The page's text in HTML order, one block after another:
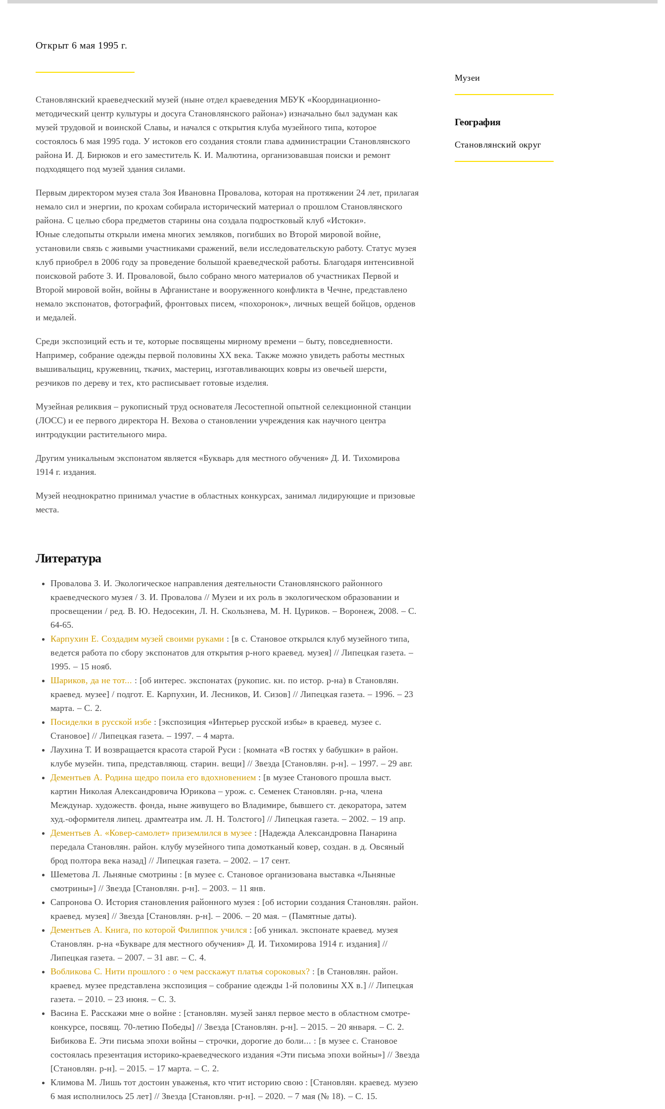
Открыт 6 мая 1995 г.
Становлянский краеведческий музей (ныне отдел краеведения МБУК «Координационно-
методический центр культуры и досуга Cтановлянского района») изначально был задуман как
музей трудовой и воинской Славы, и начался с открытия клуба музейного типа, которое
состоялось 6 мая 1995 года. У истоков его создания стояли глава администрации Становлянского
района И. Д. Бирюков и его заместитель К. И. Малютина, организовавшая поиски и ремонт
подходящего под музей здания силами.
Первым директором музея стала Зоя Ивановна Провалова, которая на протяжении 24 лет, прилагая
немало сил и энергии, по крохам собирала исторический материал о прошлом Становлянского
района. С целью сбора предметов старины она создала подростковый клуб «Истоки».
Юные следопыты открыли имена многих земляков, погибших во Второй мировой войне,
установили связь с живыми участниками сражений, вели исследовательскую работу. Статус музея
клуб приобрел в 2006 году за проведение большой краеведческой работы. Благодаря интенсивной
поисковой работе З. И. Проваловой, было собрано много материалов об участниках Первой и
Второй мировой войн, войны в Афганистане и вооруженного конфликта в Чечне, представлено
немало экспонатов, фотографий, фронтовых писем, «похоронок», личных вещей бойцов, орденов
и медалей.
Среди экспозиций есть и те, которые посвящены мирному времени – быту, повседневности.
Например, собрание одежды первой половины XX века. Также можно увидеть работы местных
вышивальщиц, кружевниц, ткачих, мастериц, изготавливающих ковры из овечьей шерсти,
резчиков по дереву и тех, кто расписывает готовые изделия.
Музейная реликвия – рукописный труд основателя Лесостепной опытной селекционной станции
(ЛОСС) и ее первого директора Н. Вехова о становлении учреждения как научного центра
интродукции растительного мира.
Другим уникальным экспонатом является «Букварь для местного обучения» Д. И. Тихомирова
1914 г. издания.
Музей неоднократно принимал участие в областных конкурсах, занимал лидирующие и призовые
места.
Литература
Провалова З. И. Экологическое направления деятельности Становлянского районного
краеведческого музея / З. И. Провалова // Музеи и их роль в экологическом образовании и
просвещении / ред. В. Ю. Недосекин, Л. Н. Скользнева, М. Н. Цуриков. ‒ Воронеж, 2008. ‒ С.
64-65.
Карпухин Е. Создадим музей своими руками : [в с. Становое открылся клуб музейного типа,
ведется работа по сбору экспонатов для открытия р-ного краевед. музея] // Липецкая газета. ‒
1995. ‒ 15 нояб.
Шариков, да не тот... : [об интереc. экcпонатах (рукопиc. кн. по иcтор. р-на) в Cтановлян.
краевед. музее] / подгот. Е. Карпухин, И. Леcников, И. Cизов] // Липецкая газета. ‒ 1996. ‒ 23
марта. ‒ С. 2.
Посиделки в русской избе : [экспозиция «Интерьер русской избы» в краевед. музее с.
Становое] // Липецкая газета. ‒ 1997. ‒ 4 марта.
Лаухина Т. И возвращается красота старой Руси : [комната «В гостях у бабушки» в район.
клубе музейн. типа, представляющ. старин. вещи] // Звезда [Становлян. р-н]. ‒ 1997. ‒ 29 авг.
Дементьев А. Родина щедро поила его вдохновением : [в музее Станового прошла выст.
картин Николая Александровича Юрикова ‒ урож. с. Семенек Становлян. р-на, члена
Междунар. художеств. фонда, ныне живущего во Владимире, бывшего ст. декоратора, затем
худ.-оформителя липец. драмтеатра им. Л. Н. Толстого] // Липецкая газета. ‒ 2002. ‒ 19 апр.
Дементьев А. «Ковер-самолет» приземлился в музее : [Надежда Александровна Панарина
передала Становлян. район. клубу музейного типа домотканый ковер, создан. в д. Овсяный
брод полтора века назад] // Липецкая газета. ‒ 2002. ‒ 17 сент.
Шеметова Л. Льняные смотрины : [в музее с. Становое организована выставка «Льняные
смотрины»] // Звезда [Становлян. р-н]. ‒ 2003. ‒ 11 янв.
Сапронова О. История становления районного музея : [об истории создания Становлян. район.
краевед. музея] // Звезда [Становлян. р-н]. ‒ 2006. ‒ 20 мая. ‒ (Памятные даты).
Дементьев А. Книга, по которой Филиппок учился : [об уникал. экспонате краевед. музея
Становлян. р-на «Букваре для местного обучения» Д. И. Тихомирова 1914 г. издания] //
Липецкая газета. ‒ 2007. ‒ 31 авг. ‒ С. 4.
Вобликова С. Нити прошлого : о чем расскажут платья сороковых? : [в Становлян. район.
краевед. музее представлена экспозиция ‒ собрание одежды 1-й половины XX в.] // Липецкая
газета. ‒ 2010. ‒ 23 июня. ‒ С. 3.
Васина Е. Расскажи мне о войне : [становлян. музей занял первое место в областном смотре-
конкурсе, посвящ. 70-летию Победы] // Звезда [Становлян. р-н]. – 2015. – 20 января. – С. 2.
Бибикова Е. Эти письма эпохи войны – строчки, дорогие до боли... : [в музее с. Становое
состоялась презентация историко-краеведческого издания «Эти письма эпохи войны»] // Звезда
[Становлян. р-н]. – 2015. – 17 марта. – С. 2.
Климова М. Лишь тот достоин уваженья, кто чтит историю свою : [Становлян. краевед. музею
6 мая исполнилось 25 лет] // Звезда [Становлян. р-н]. ‒ 2020. ‒ 7 мая (№ 18). ‒ С. 15.
Музеи
География
Становлянский округ